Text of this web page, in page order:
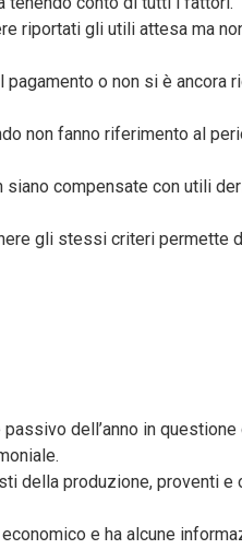
riportati gli utili attesa ma
o non si è ancora
non fanno riferimento al
compensate con utili
gli stessi criteri permette
dell’anno in questione
della produzione, proventi e
e ha alcune